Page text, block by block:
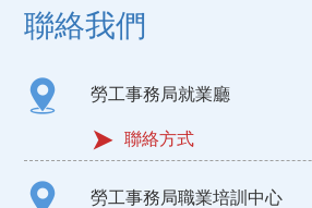
聯絡我們
勞工事務局就業廳
聯絡方式
勞工事務局職業培訓中心